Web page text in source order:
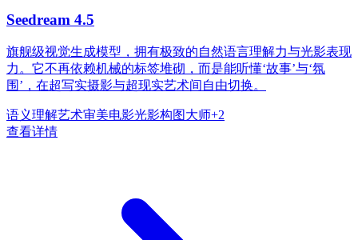
Seedream 4.5
旗舰级视觉生成模型，拥有极致的自然语言理解力与光影表现
力。它不再依赖机械的标签堆砌，而是能听懂‘故事’与‘氛
围’，在超写实摄影与超现实艺术间自由切换。
语义理解艺术审美电影光影构图大师+2
查看详情